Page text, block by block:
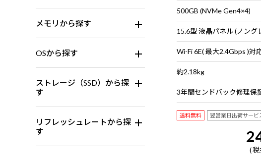
メモリから探す
OSから探す
ストレージ（SSD）から探
す
リフレッシュレートから探
す
500GB (NVMe Gen4×4)
約2.18kg
送料無料 翌営業日出荷サービ
税